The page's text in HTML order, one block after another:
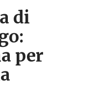
di
per